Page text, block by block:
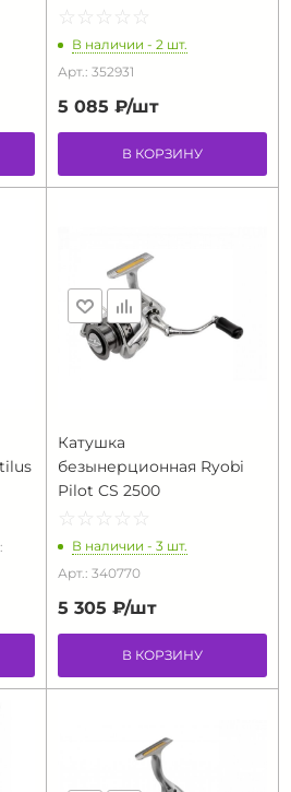
☆ ☆ ☆ ☆ ☆
★ ★ ★ ★ ★
В наличии - 2 шт.
Арт.: 352931
5 085 ₽/шт
В КОРЗИНУ
Катушка
безынерционная Ryobi
Pilot CS 2500
☆ ☆ ☆ ☆ ☆
★ ★ ★ ★ ★
В наличии - 3 шт.
Арт.: 340770
5 305 ₽/шт
В КОРЗИНУ